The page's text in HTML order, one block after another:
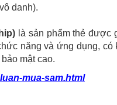
danh).
là sản phẩm thẻ được
năng và ứng dụng, có
mật cao.
mua-sam.html